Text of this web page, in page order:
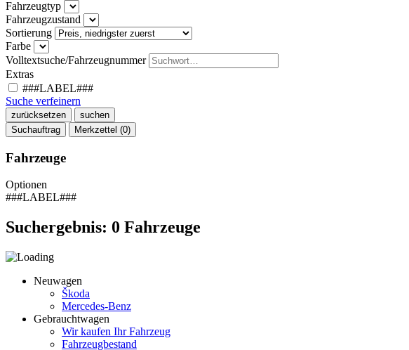
Fahrzeugtyp
Fahrzeugzustand
Sortierung
Farbe
Volltextsuche/Fahrzeugnummer
Extras
###LABEL###
Suche verfeinern
zurücksetzen
suchen
Suchauftrag
Merkzettel (0)
Fahrzeuge
Optionen
###LABEL###
Suchergebnis: 0 Fahrzeuge
Neuwagen
Škoda
Mercedes-Benz
Gebrauchtwagen
Wir kaufen Ihr Fahrzeug
Fahrzeugbestand